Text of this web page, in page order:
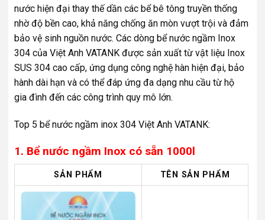
nước hiện đại thay thế dần các bể bê tông truyền thống
nhờ độ bền cao, khả năng chống ăn mòn vượt trội và đảm
bảo vệ sinh nguồn nước. Các dòng bể nước ngầm Inox
304 của Việt Anh VATANK được sản xuất từ vật liệu Inox
SUS 304 cao cấp, ứng dụng công nghệ hàn hiện đại, bảo
hành dài hạn và có thể đáp ứng đa dạng nhu cầu từ hộ
gia đình đến các công trình quy mô lớn.
Top 5 bể nước ngầm inox 304 Việt Anh VATANK:
1. Bể nước ngầm Inox có sẵn 1000l
SẢN PHẨM TÊN SẢN PHẨM